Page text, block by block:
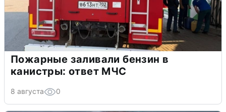
Пожарные заливали бензин в
канистры: ответ МЧС
8 августа 0